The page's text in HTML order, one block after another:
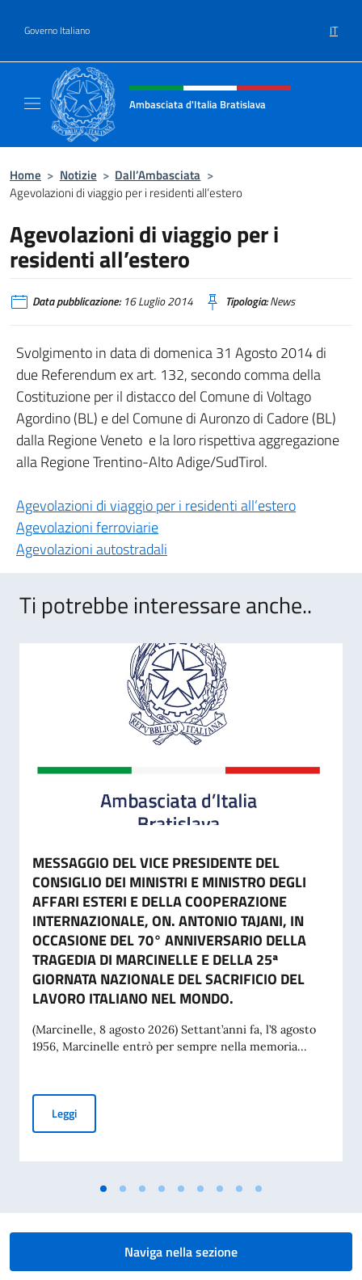
Governo Italiano IT
Intestazione sito, social e menù
Ambasciata d'Italia Bratislava
Home > Notizie > Dall’Ambasciata >
Agevolazioni di viaggio per i residenti all’estero
Agevolazioni di viaggio per i
residenti all’estero
Data pubblicazione:16 Luglio 2014 Tipologia:News
Svolgimento in data di domenica 31 Agosto 2014 di
due Referendum ex art. 132, secondo comma della
Costituzione per il distacco del Comune di Voltago
Agordino (BL) e del Comune di Auronzo di Cadore (BL)
dalla Regione Veneto e la loro rispettiva aggregazione
alla Regione Trentino-Alto Adige/SudTirol.
Agevolazioni di viaggio per i residenti all’estero
Agevolazioni ferroviarie
Agevolazioni autostradali
Ti potrebbe interessare anche..
MESSAGGIO DEL VICE PRESIDENTE DEL
CONSIGLIO DEI MINISTRI E MINISTRO DEGLI
AFFARI ESTERI E DELLA COOPERAZIONE
INTERNAZIONALE, ON. ANTONIO TAJANI, IN
OCCASIONE DEL 70° ANNIVERSARIO DELLA
TRAGEDIA DI MARCINELLE E DELLA 25ª
GIORNATA NAZIONALE DEL SACRIFICIO DEL
LAVORO ITALIANO NEL MONDO.
(Marcinelle, 8 agosto 2026) Settant’anni fa, l’8 agosto
1956, Marcinelle entrò per sempre nella memoria...
LeggiMESSAGGIO DEL VICE PRESIDENTE DEL CONSIGLIO DEI
Naviga nella sezione